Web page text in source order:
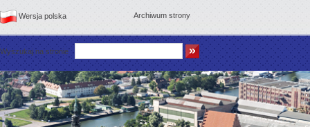
Wersja polska Archiwum strony
Wyszukaj na stronie